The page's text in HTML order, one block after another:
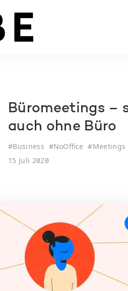
Büromeetings –
auch ohne Büro
#Business #NoOffice #Meetings
15 Juli 2020